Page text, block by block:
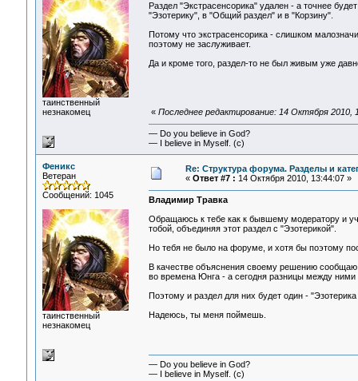
таинственный
незнакомец
Раздел "Экстрасенсорика" удален - а точнее
"Эзотерику", в "Общий раздел" и в "Корзину".
Потому что экстрасенсорика - слишком
поэтому не заслуживает.
Да и кроме того, раздел-то не был живым уже
« Последнее редактирование: 14 Октября 2010,
— Do you believe in God?
— I believe in Myself. (c)
Феникс
Ветеран
Сообщений: 1045
таинственный
незнакомец
Re: Структура форума. Разделы и
« Ответ #7 : 14 Октября 2010, 13:44:07 »
Владимир Травка
Обращаюсь к тебе как к бывшему модератору и
тобой, объединяя этот раздел с "Эзотерикой".
Но тебя не было на форуме, и хотя бы поэтому
В качестве объяснения своему решению сообщаю
во времена Юнга - а сегодня разницы между ними
Поэтому и раздел для них будет один -
Надеюсь, ты меня поймешь.
— Do you believe in God?
— I believe in Myself. (c)